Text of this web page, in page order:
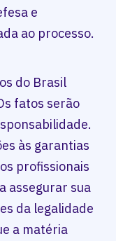
e
ao processo.
do Brasil
fatos serão
às garantias
profissionais
assegurar sua
da legalidade
a matéria